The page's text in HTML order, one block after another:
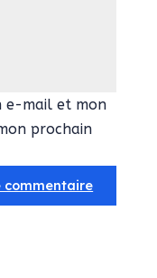
e-mail et mon
prochain